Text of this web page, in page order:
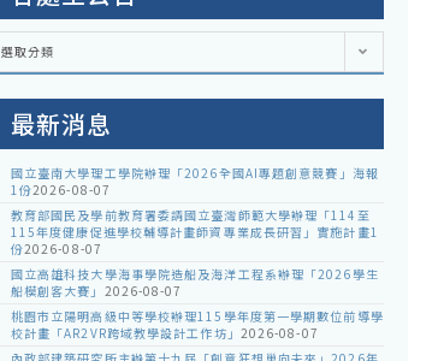
選取分類
最新消息
國立臺南大學理工學院辦理「2026全國AI專題創意競賽」海報
1份2026-08-07
教育部國民及學前教育署委請國立臺灣師範大學辦理「114至
115年度健康促進學校輔導計畫師資專業成長研習」實施計畫1
份2026-08-07
國立高雄科技大學海事學院造船及海洋工程系辦理「2026學生
船模創客大賽」 2026-08-07
桃園市立陽明高級中等學校辦理115學年度第一學期數位前導學
校計畫「AR2VR跨域教學設計工作坊」 2026-08-07